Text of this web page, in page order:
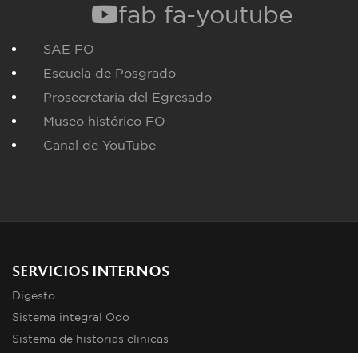
fab fa-youtube
SAE FO
Escuela de Posgrado
Prosecretaria del Egresado
Museo histórico FO
Canal de YouTube
SERVICIOS INTERNOS
Digesto
Sistema integral Odo
Sistema de historias clinicas